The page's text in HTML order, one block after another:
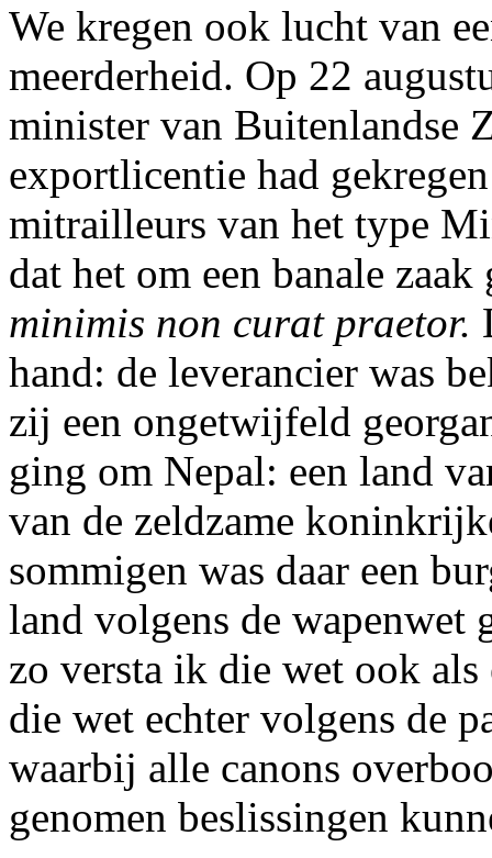
We kregen ook lucht van
meerderheid. Op 22
minister van Buitenlandse
exportlicentie had
mitrailleurs van het type
dat het om een banale
minimis non curat praetor.
hand: de leverancier was
zij een ongetwijfeld
ging om Nepal: een land
van de zeldzame
sommigen was daar een
land volgens de wapenwet
zo versta ik die wet ook
die wet echter volgens de
waarbij alle canons
genomen beslissingen